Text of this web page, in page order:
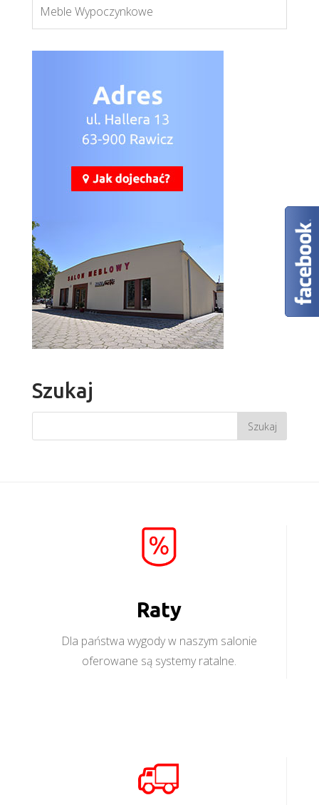
Meble Wypoczynkowe
Szukaj
Raty
Dla państwa wygody w naszym salonie
oferowane są systemy ratalne.